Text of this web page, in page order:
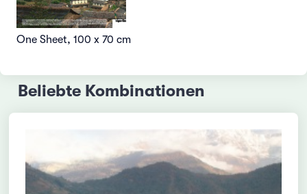
One Sheet, 100 x 70 cm
Beliebte Kombinationen